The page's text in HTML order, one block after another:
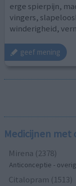
erge spierpijn,
vingers,
winderigheid,
geef mening
Medicijnen met
Mirena (2378)
Anticonceptie - overig
Citalopram (1513)